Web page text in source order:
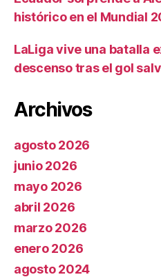
histórico en el Mundial
LaLiga vive una batalla
descenso tras el gol
Archivos
agosto 2026
junio 2026
mayo 2026
abril 2026
marzo 2026
enero 2026
agosto 2024